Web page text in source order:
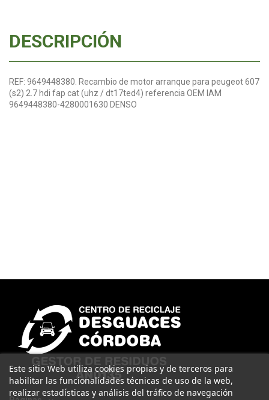
DESCRIPCIÓN
REF: 9649448380. Recambio de motor arranque para peugeot 607
(s2) 2.7 hdi fap cat (uhz / dt17ted4) referencia OEM IAM
9649448380-4280001630 DENSO
Este sitio Web utiliza cookies propias y de terceros para
habilitar las funcionalidades técnicas de uso de la web,
realizar estadísticas y análisis del tráfico de navegación